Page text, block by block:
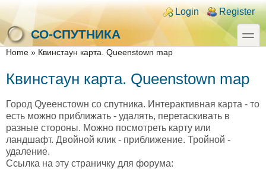
Skip to main content
Skip to search
Login links
Login Register
СО-СПУТНИКА
toggle
You are here
Home » Квинстаун карта. Queenstown map
Квинстаун карта. Queenstown map
Город Qуеенстоwн со спутника. Интерактивная карта - то
есть можно приближать - удалять, перетаскивать в
разные стороны. Можно посмотреть карту или
ландшафт. Двойной клик - приближение. Тройной -
удаление.
Ссылка на эту страничку для форума: